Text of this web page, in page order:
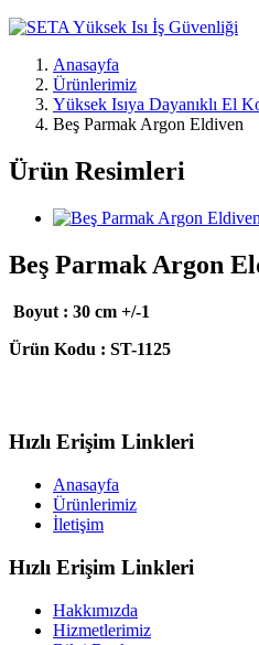
Anasayfa
Ürünlerimiz
Yüksek Isıya Dayanıklı El
Beş Parmak Argon Eldiven
Ürün Resimleri
Beş Parmak Argon
Boyut : 30 cm +/-1
Ürün Kodu : ST-1125
Hızlı Erişim Linkleri
Anasayfa
Ürünlerimiz
İletişim
Hızlı Erişim Linkleri
Hakkımızda
Hizmetlerimiz